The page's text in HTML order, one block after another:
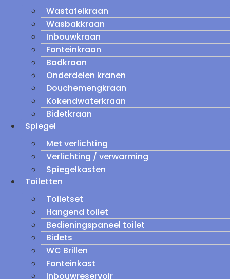
Wastafelkraan
Wasbakkraan
Inbouwkraan
Fonteinkraan
Badkraan
Onderdelen kranen
Douchemengkraan
Kokendwaterkraan
Bidetkraan
Spiegel
Met verlichting
Verlichting / verwarming
Spiegelkasten
Toiletten
Toiletset
Hangend toilet
Bedieningspaneel toilet
Bidets
WC Brillen
Fonteinkast
Inbouwreservoir